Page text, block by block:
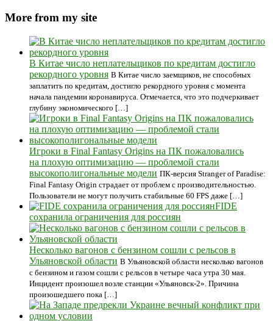
More from my site
В Китае число неплательщиков по кредитам достигло
рекордного уровня В Китае число заемщиков, не способных
заплатить по кредитам, достигло рекордного уровня с момента
начала пандемии коронавируса. Отмечается, что это подчеркивает
глубину экономического […]
Игроки в Final Fantasy Origins на ПК пожаловались
на плохую оптимизацию — проблемой стали
высокополигональные модели ПК-версия Stranger of Paradise:
Final Fantasy Origin страдает от проблем с производительностью.
Пользователи не могут получить стабильные 60 FPS даже […]
FIDE
сохранила ограничения для россиян
Несколько вагонов с бензином сошли с рельсов в
Ульяновской области В Ульяновской области несколько вагонов
с бензином и газом сошли с рельсов в четыре часа утра 30 мая.
Инцидент произошел возле станции «Ульяновск-2». Причина
произошедшего пока […]